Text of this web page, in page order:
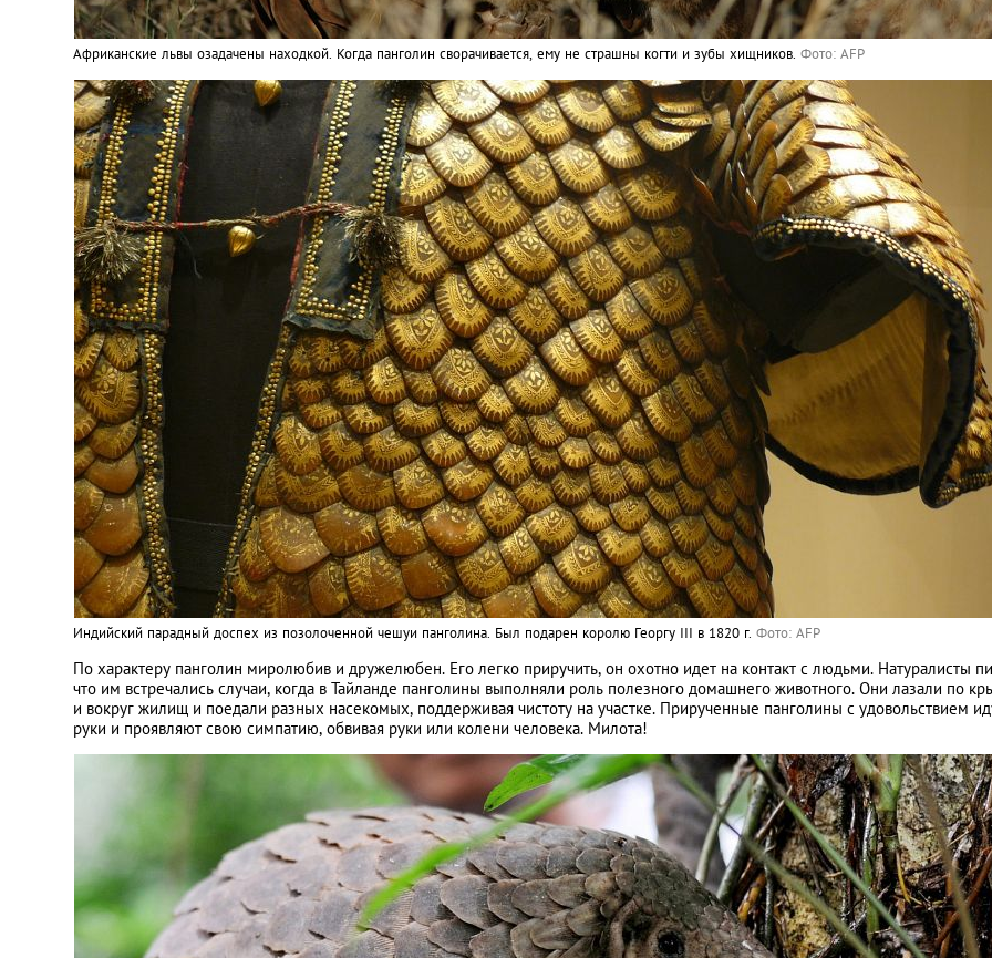
Африканские львы озадачены находкой. Когда панголин сворачивается, ему не страшны когти и зубы хищников. Фото: AFP
Индийский парадный доспех из позолоченной чешуи панголина. Был подарен королю Георгу III в 1820 г. Фото: AFP
По характеру панголин миролюбив и дружелюбен. Его легко приручить, он охотно идет на контакт с людьми. Натуралисты
что им встречались случаи, когда в Тайланде панголины выполняли роль полезного домашнего животного. Они лазали по
и вокруг жилищ и поедали разных насекомых, поддерживая чистоту на участке. Прирученные панголины с удовольствием
руки и проявляют свою симпатию, обвивая руки или колени человека. Милота!